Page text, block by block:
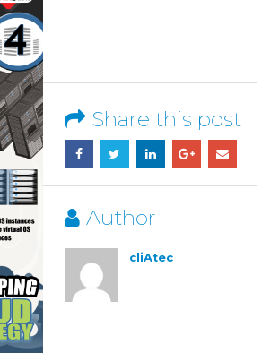
Share this post
Author
cliAtec